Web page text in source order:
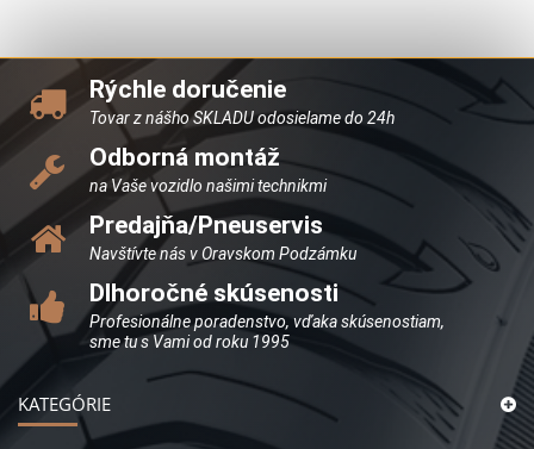
Rýchle doručenie
Tovar z nášho SKLADU odosielame do 24h
Odborná montáž
na Vaše vozidlo našimi technikmi
Predajňa/Pneuservis
Navštívte nás v Oravskom Podzámku
Dlhoročné skúsenosti
Profesionálne poradenstvo, vďaka skúsenostiam,
sme tu s Vami od roku 1995
KATEGÓRIE